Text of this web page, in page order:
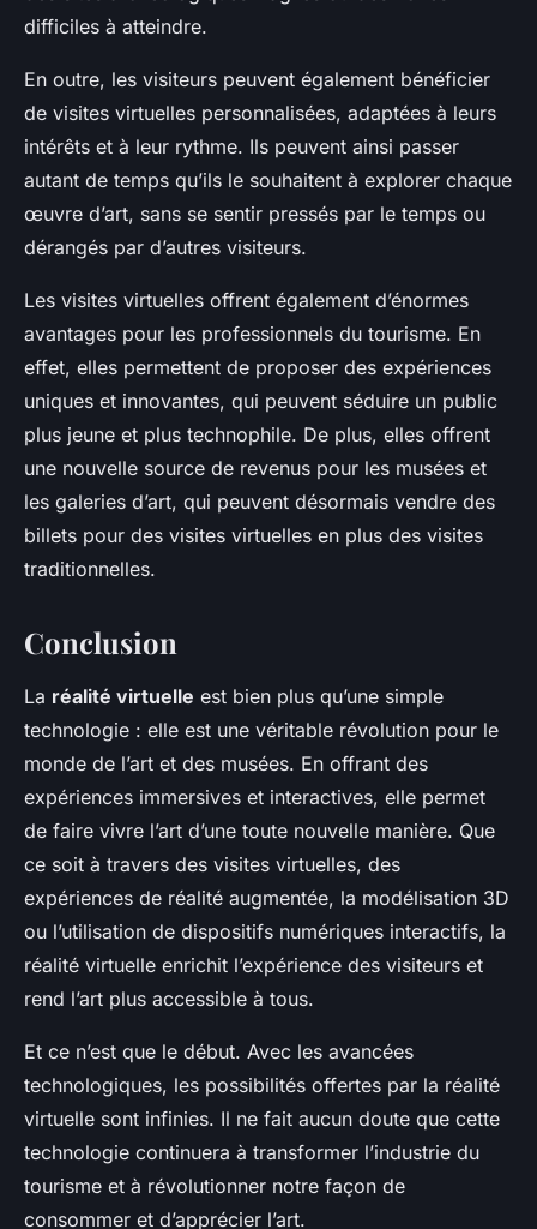
difficiles à atteindre.
En outre, les visiteurs peuvent également bénéficier
de visites virtuelles personnalisées, adaptées à leurs
intérêts et à leur rythme. Ils peuvent ainsi passer
autant de temps qu’ils le souhaitent à explorer chaque
œuvre d’art, sans se sentir pressés par le temps ou
dérangés par d’autres visiteurs.
Les visites virtuelles offrent également d’énormes
avantages pour les professionnels du tourisme. En
effet, elles permettent de proposer des expériences
uniques et innovantes, qui peuvent séduire un public
plus jeune et plus technophile. De plus, elles offrent
une nouvelle source de revenus pour les musées et
les galeries d’art, qui peuvent désormais vendre des
billets pour des visites virtuelles en plus des visites
traditionnelles.
Conclusion
La réalité virtuelle est bien plus qu’une simple
technologie : elle est une véritable révolution pour le
monde de l’art et des musées. En offrant des
expériences immersives et interactives, elle permet
de faire vivre l’art d’une toute nouvelle manière. Que
ce soit à travers des visites virtuelles, des
expériences de réalité augmentée, la modélisation 3D
ou l’utilisation de dispositifs numériques interactifs, la
réalité virtuelle enrichit l’expérience des visiteurs et
rend l’art plus accessible à tous.
Et ce n’est que le début. Avec les avancées
technologiques, les possibilités offertes par la réalité
virtuelle sont infinies. Il ne fait aucun doute que cette
technologie continuera à transformer l’industrie du
tourisme et à révolutionner notre façon de
consommer et d’apprécier l’art.